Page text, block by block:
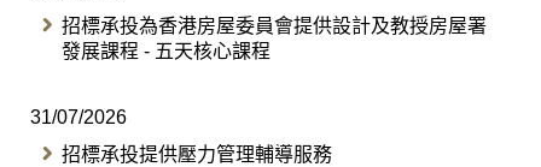
招標承投為香港房屋委員會提供設計及教授房屋署
發展課程 - 五天核心課程
31/07/2026
招標承投提供壓力管理輔導服務